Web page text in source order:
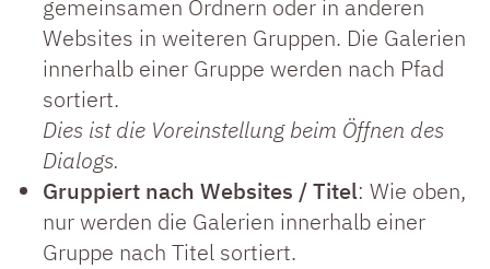
gemeinsamen Ordnern oder in anderen
Websites in weiteren Gruppen. Die Galerien
innerhalb einer Gruppe werden nach Pfad
sortiert.
Dies ist die Voreinstellung beim Öffnen des
Dialogs.
Gruppiert nach Websites / Titel: Wie oben,
nur werden die Galerien innerhalb einer
Gruppe nach Titel sortiert.